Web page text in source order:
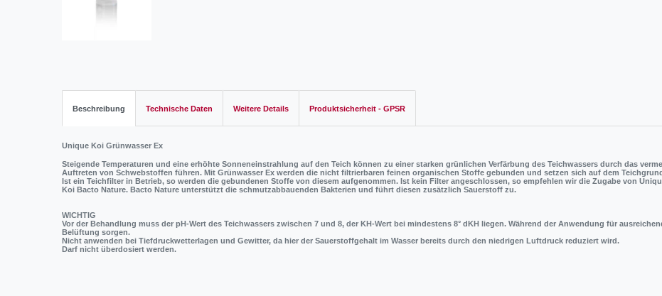
Beschreibung Technische Daten Weitere Details Produktsicherheit - GPSR
Unique Koi Grünwasser Ex
Steigende Temperaturen und eine erhöhte Sonneneinstrahlung auf den Teich können zu einer starken grünlichen Verfärbung des Teichwassers durch das
Auftreten von Schwebstoffen führen. Mit Grünwasser Ex werden die nicht filtrierbaren feinen organischen Stoffe gebunden und setzen sich auf dem
Ist ein Teichfilter in Betrieb, so werden die gebundenen Stoffe von diesem aufgenommen. Ist kein Filter angeschlossen, so empfehlen wir die Zugabe von
Koi Bacto Nature. Bacto Nature unterstützt die schmutzabbauenden Bakterien und führt diesen zusätzlich Sauerstoff zu.
WICHTIG
Vor der Behandlung muss der pH-Wert des Teichwassers zwischen 7 und 8, der KH-Wert bei mindestens 8° dKH liegen. Während der Anwendung für
Belüftung sorgen.
Nicht anwenden bei Tiefdruckwetterlagen und Gewitter, da hier der Sauerstoffgehalt im Wasser bereits durch den niedrigen Luftdruck reduziert wird.
Darf nicht überdosiert werden.